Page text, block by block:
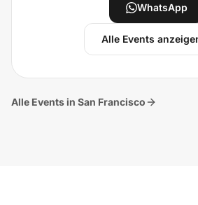
WhatsApp
Alle Events
Alle Events in San Francisco